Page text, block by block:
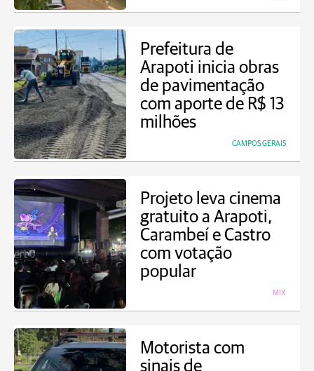
Prefeitura de
Arapoti inicia obras
de pavimentação
com aporte de R$ 13
milhões
CAMPOS GERAIS
Projeto leva cinema
gratuito a Arapoti,
Carambeí e Castro
com votação
popular
MIX
Motorista com
sinais de